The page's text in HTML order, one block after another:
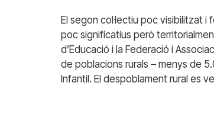
El segon col·lectiu poc visibilitzat
poc significatius però
d’Educació i la Federació i
de poblacions rurals – menys de
Infantil. El despoblament rural es